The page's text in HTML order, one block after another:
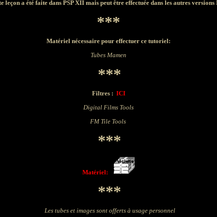
leçon a été faite dans PSP XII mais peut être effectuée dans les autres versions
***
Matériel nécessaire pour effectuer ce tutoriel:
Tubes Mamen
***
Filtres : ICI
Digital Films Tools
FM Tile Tools
***
Matériel:
***
Les tubes et images sont offerts à usage personnel